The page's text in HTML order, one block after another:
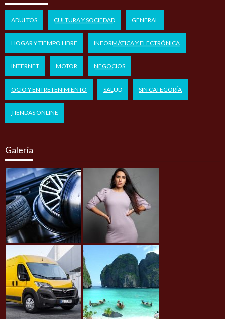
ADULTOS CULTURA Y SOCIEDAD GENERAL
HOGAR Y TIEMPO LIBRE INFORMÁTICA Y ELECTRÓNICA
INTERNET MOTOR NEGOCIOS
OCIO Y ENTRETENIMIENTO SALUD SIN CATEGORÍA
TIENDAS ONLINE
Galería